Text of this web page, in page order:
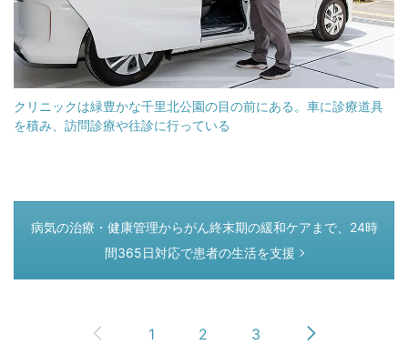
クリニックは緑豊かな千里北公園の目の前にある。車に診療道具
を積み、訪問診療や往診に行っている
つぎのページ
病気の治療・健康管理からがん終末期の緩和ケアまで、24時
間365日対応で患者の生活を支援
1 2 3